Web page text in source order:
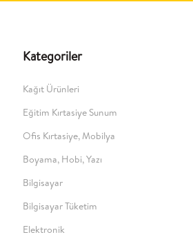
Kategoriler
Kağıt Ürünleri
Eğitim Kırtasiye Sunum
Ofis Kırtasiye, Mobilya
Boyama, Hobi, Yazı
Bilgisayar
Bilgisayar Tüketim
Elektronik